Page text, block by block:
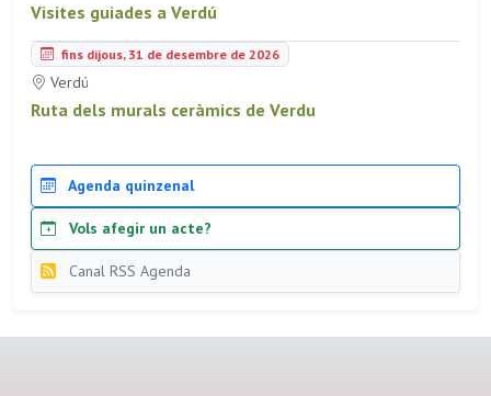
Visites guiades a Verdú
fins dijous, 31 de desembre de 2026
Verdú
Ruta dels murals ceràmics de Verdu
Agenda quinzenal
Vols afegir un acte?
Canal RSS Agenda